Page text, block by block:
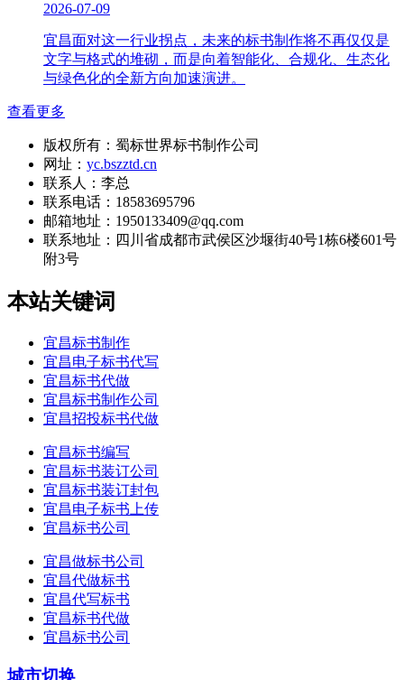
2026-07-09
宜昌面对这一行业拐点，未来的标书制作将不再仅仅是
文字与格式的堆砌，而是向着智能化、合规化、生态化
与绿色化的全新方向加速演进。
查看更多
版权所有：蜀标世界标书制作公司
网址： yc.bszztd.cn
联系人：李总
联系电话：18583695796
邮箱地址：1950133409@qq.com
联系地址： 四川省成都市武侯区沙堰街40号1栋6楼601号
附3号
本站关键词
宜昌标书制作
宜昌电子标书代写
宜昌标书代做
宜昌标书制作公司
宜昌招投标书代做
宜昌标书编写
宜昌标书装订公司
宜昌标书装订封包
宜昌电子标书上传
宜昌标书公司
宜昌做标书公司
宜昌代做标书
宜昌代写标书
宜昌标书代做
宜昌标书公司
城市切换